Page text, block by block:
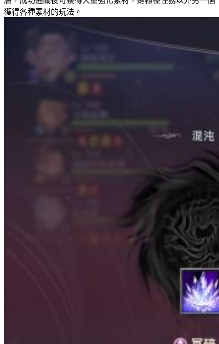
獲得各種素材的玩法。